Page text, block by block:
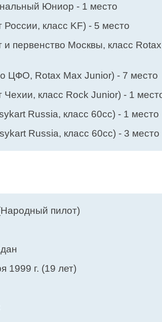
Юниор - 1 место
России, класс KF) - 5 место
и первенство Москвы, класс
ЦФО, Rotax Max Junior) - 7 место
Чехии, класс Rock Junior) - 1
Russia, класс 60cc) - 1 место
Russia, класс 60cc) - 3 место
пилот)
1999 г. (19 лет)